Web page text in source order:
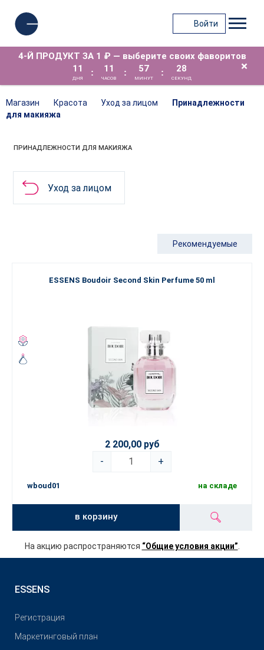
Войти
4-Й ПРОДУКТ ЗА 1 ₽ — выберите своих фаворитов
11
ДНЯ
: 11
ЧАСОВ
: 57
МИНУТ
: 28
СЕКУНД
×
Магазин Красота Уход за лицом
Принадлежности
для макияжа
ПРИНАДЛЕЖНОСТИ ДЛЯ МАКИЯЖА
Уход за лицом
Рекомендуемые
ESSENS Boudoir Second Skin Perfume 50 ml
2 200,00 руб
-
+
wboud01 на складе
в корзину
На акцию распространяются “Общие условия акции”
ESSENS
Pегистрация
Маркетинговый план